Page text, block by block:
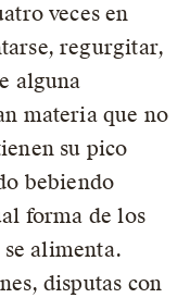
veces en
regurgitar,
alguna
materia que no
su pico
bebiendo
forma de los
alimenta.
disputas con